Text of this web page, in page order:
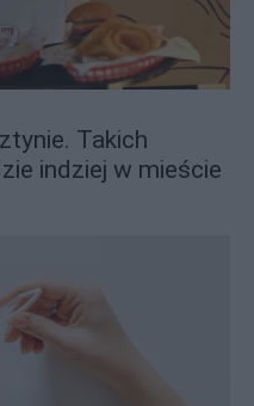
Takich
indziej w mieście